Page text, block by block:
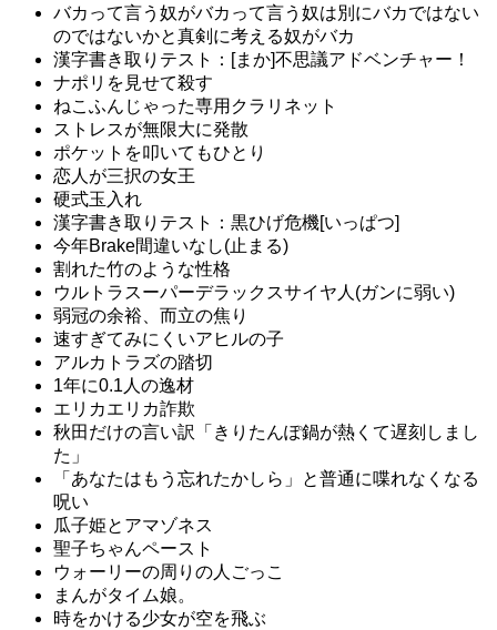
バカって言う奴がバカって言う奴は別にバカではない
のではないかと真剣に考える奴がバカ
漢字書き取りテスト：[まか]不思議アドベンチャー！
ナポリを見せて殺す
ねこふんじゃった専用クラリネット
ストレスが無限大に発散
ポケットを叩いてもひとり
恋人が三択の女王
硬式玉入れ
漢字書き取りテスト：黒ひげ危機[いっぱつ]
今年Brake間違いなし(止まる)
割れた竹のような性格
ウルトラスーパーデラックスサイヤ人(ガンに弱い)
弱冠の余裕、而立の焦り
速すぎてみにくいアヒルの子
アルカトラズの踏切
1年に0.1人の逸材
エリカエリカ詐欺
秋田だけの言い訳「きりたんぽ鍋が熱くて遅刻しまし
た」
「あなたはもう忘れたかしら」と普通に喋れなくなる
呪い
瓜子姫とアマゾネス
聖子ちゃんペースト
ウォーリーの周りの人ごっこ
まんがタイム娘。
時をかける少女が空を飛ぶ